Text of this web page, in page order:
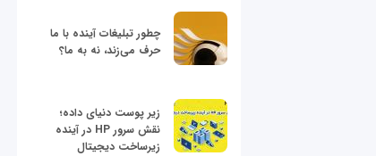
چطور تبلیغات آینده با ما
حرف می‌زند، نه به ما؟
زیر پوست دنیای داده؛
نقش سرور HP در آینده
زیرساخت دیجیتال